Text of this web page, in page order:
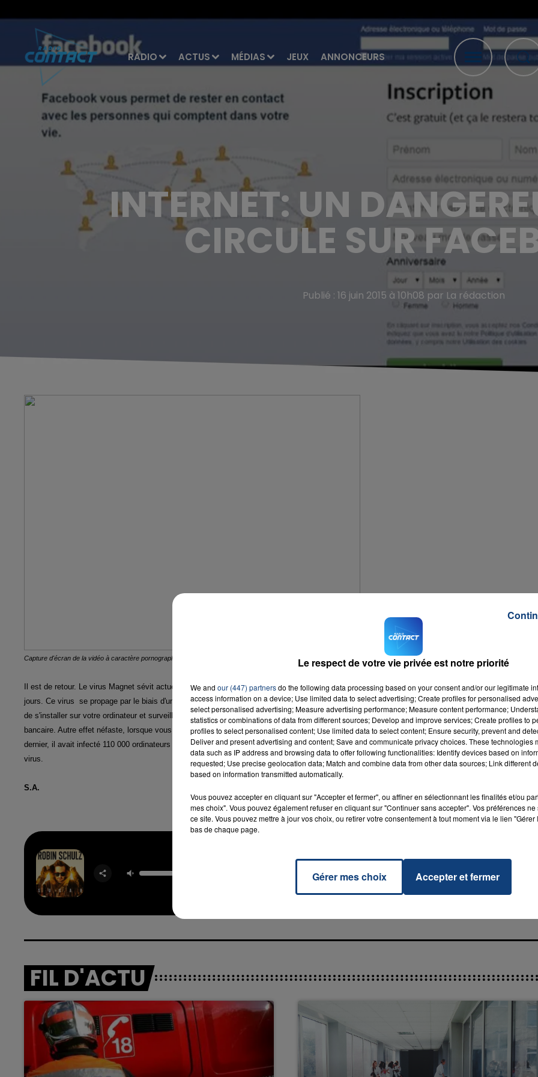
RADIO ACTUS MÉDIAS JEUX ANNONCEURS
LA TEAM DU WEEK-END LA TEAM DU WEEK-END
INTERNET: UN
CIRCULE SUR
Publié : 16 juin 2015 à 10h08 par La rédaction
Capture d'écran de la vidéo à caractère pornographique qui avait circulé sur Facebook en février 2015
Il est de retour. Le virus Magnet sévit actuellement sur le réseau social. Des utilisateurs belges et espagnols en ont été victimes ces derniers
jours. Ce virus se propage par le biais d'une vidéo à caractère pornographique qui circule sur Facebook. Visionner la vidéo permet au logiciel
de s'installer sur votre ordinateur et surveiller ainsi clavier et souris pour récupérer des informations personnelles, notamment votre numéro de carte
bancaire. Autre effet néfaste, lorsque vous visionnez la vidéo porteuse du virus, Magnet la partage automatiquement avec tous vos amis. En février
dernier, il avait infecté 110 000 ordinateurs en seulement deux jours. A l'heure actuelle, il n'existe aucun moyen de se protéger efficacement de ce
virus.
S.A.
RADIO CONTACT
FIL D'ACTU
La Team du Week-end
Le respect de votre vie privée est notre priorité
We and our (447) partnersdo the following data processing based on your consent and/or our legitimate
access information on a device; Use limited data to select advertising; Create profiles for personalised
select personalised advertising; Measure advertising performance; Measure content performance;
statistics or combinations of data from different sources; Develop and improve services; Create profiles to
profiles to select personalised content; Use limited data to select content; Ensure security, prevent and
Deliver and present advertising and content; Save and communicate privacy choices. These technologies
data such as IP address and browsing data to offer following functionalities: Identify devices based on
requested; Use precise geolocation data; Match and combine data from other data sources; Link different
based on information transmitted automatically.
Vous pouvez accepter en cliquant sur "Accepter et fermer", ou affiner en sélectionnant les finalités et/ou
mes choix". Vous pouvez également refuser en cliquant sur "Continuer sans accepter". Vos préférences
ce site. Vous pouvez mettre à jour vos choix, ou retirer votre consentement à tout moment via le lien
bas de chaque page.
Gérer mes choix Accepter et fermer